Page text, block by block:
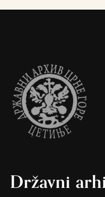
Državni